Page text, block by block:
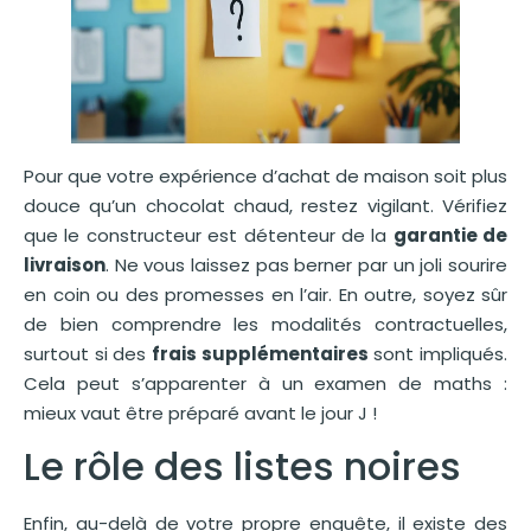
Pour que votre expérience d’achat de maison soit plus
douce qu’un chocolat chaud, restez vigilant. Vérifiez
que le constructeur est détenteur de la garantie de
livraison. Ne vous laissez pas berner par un joli sourire
en coin ou des promesses en l’air. En outre, soyez sûr
de bien comprendre les modalités contractuelles,
surtout si des frais supplémentaires sont impliqués.
Cela peut s’apparenter à un examen de maths :
mieux vaut être préparé avant le jour J !
Le rôle des listes noires
Enfin, au-delà de votre propre enquête, il existe des